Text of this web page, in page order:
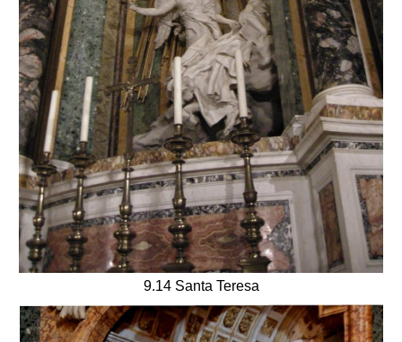
9.14 Santa Teresa